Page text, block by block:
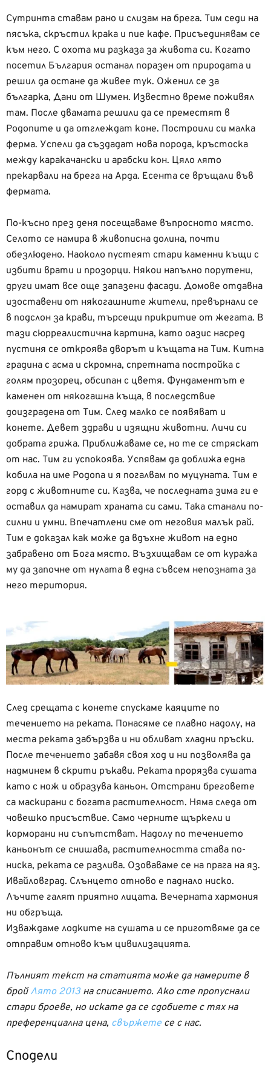
Сутринта ставам рано и слизам на брега. Тим седи на
пясъка, скръстил крака и пие кафе. Присъединявам се
към него. С охота ми разказа за живота си. Когато
посетил България останал поразен от природата и
решил да остане да живее тук. Оженил се за
българка, Дани от Шумен. Известно време поживял
там. После двамата решили да се преместят в
Родопите и да отглеждат коне. Построили си малка
ферма. Успели да създадат нова порода, кръстоска
между каракачански и арабски кон. Цяло лято
прекарвали на брега на Арда. Есента се връщали във
фермата.
По-късно през деня посещаваме въпросното място.
Селото се намира в живописна долина, почти
обезлюдено. Наоколо пустеят стари каменни къщи с
избити врати и прозорци. Някои напълно порутени,
други имат все още запазени фасади. Домове отдавна
изоставени от някогашните жители, превърнали се
в подслон за крави, търсещи прикритие от жегата. В
тази сюрреалистична картина, като оазис насред
пустиня се откроява дворът и къщата на Тим. Китна
градина с асма и скромна, спретната постройка с
голям прозорец, обсипан с цветя. Фундаментът е
каменен от някогашна къща, в последствие
доизградена от Тим. След малко се появяват и
конете. Девет здрави и изящни животни. Личи си
добрата грижа. Приближаваме се, но те се стряскат
от нас. Тим ги успокоява. Успявам да доближа една
кобила на име Родопа и я погалвам по муцуната. Тим е
горд с животните си. Казва, че последната зима ги е
оставил да намират храната си сами. Така станали по-
силни и умни. Впечатлени сме от неговия малък рай.
Тим е доказал как може да вдъхне живот на едно
забравено от Бога място. Възхищавам се от куража
му да започне от нулата в една съвсем непозната за
него територия.
След срещата с конете спускаме каяците по
течението на реката. Понасяме се плавно надолу, на
места реката забързва и ни обливат хладни пръски.
После течението забавя своя ход и ни позволява да
надминем в скрити ръкави. Реката прорязва сушата
като с нож и образува каньон. Отстрани бреговете
са маскирани с богата растителност. Няма следа от
човешко присъствие. Само черните щъркели и
корморани ни съпътстват. Надолу по течението
каньонът се снишава, растителността става по-
ниска, реката се разлива. Озоваваме се на прага на яз.
Ивайловград. Слънцето отново е паднало ниско.
Лъчите галят приятно лицата. Вечерната хармония
ни обгръща.
Изваждаме лодките на сушата и се приготвяме да се
отправим отново към цивилизацията.
Пълният текст на статията може да намерите в
брой Лято 2013на списанието. Ако сте пропуснали
стари броеве, но искате да се сдобиете с тях на
преференциална цена, свържете се с нас.
Сподели